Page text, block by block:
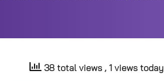
38 total views , 1 views today